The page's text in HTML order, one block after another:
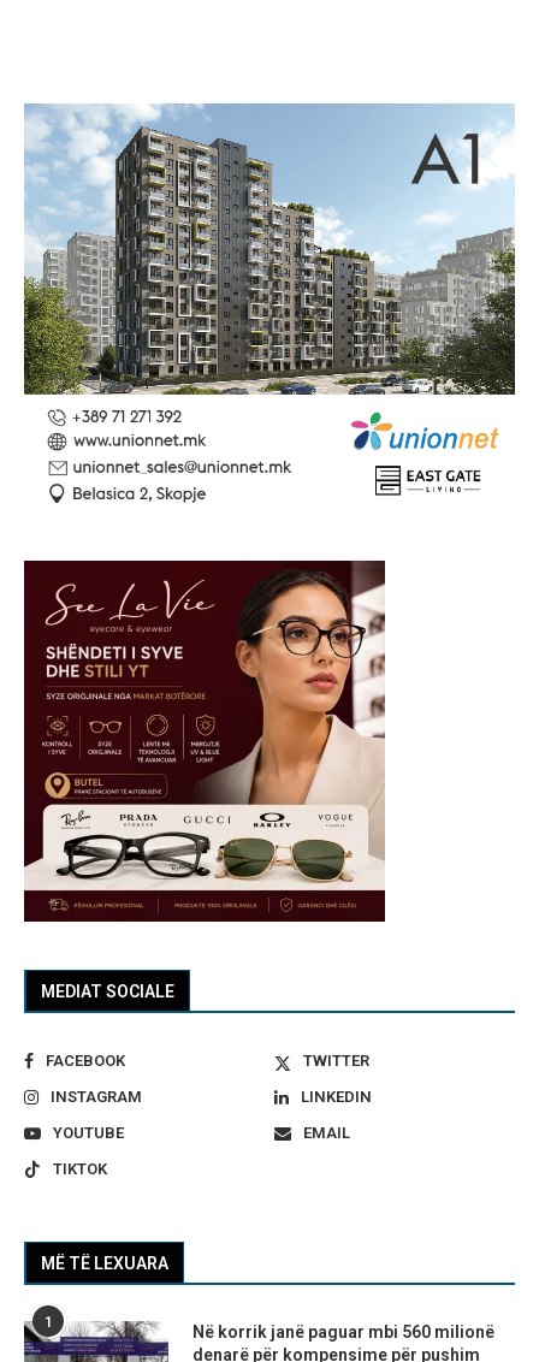
MEDIAT SOCIALE
FACEBOOK
TWITTER
INSTAGRAM
LINKEDIN
YOUTUBE
EMAIL
TIKTOK
MË TË LEXUARA
1
Në korrik janë paguar mbi 560 milionë
denarë për kompensime për pushim